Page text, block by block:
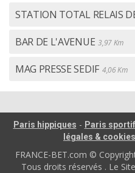
BAR DE L'AVENUE 3,97 Km
MAG PRESSE SEDIF 4,06 Km
Paris hippiques - Paris
légales & cookies
FRANCE-BET.com ©
Tous droits réservés . Le